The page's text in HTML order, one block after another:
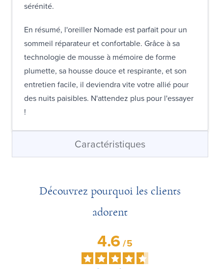
sérénité.
En résumé, l'oreiller Nomade est parfait pour un
sommeil réparateur et confortable. Grâce à sa
technologie de mousse à mémoire de forme
plumette, sa housse douce et respirante, et son
entretien facile, il deviendra vite votre allié pour
des nuits paisibles. N'attendez plus pour l'essayer
!
Caractéristiques
Découvrez pourquoi les clients
adorent
4.6/5